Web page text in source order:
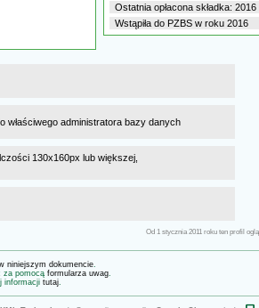
Ostatnia opłacona składka: 2016
Wstąpiła do PZBS w roku 2016
właściwego administratora bazy danych
130x160px lub większej,
Od 1 stycznia 2011 roku ten profil
niniejszym dokumencie.
za pomocą formularza uwag.
informacji tutaj.